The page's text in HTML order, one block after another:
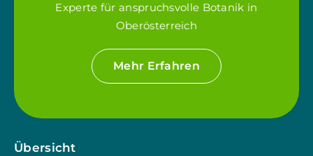
Experte für anspruchsvolle Botanik in
Oberösterreich
Mehr Erfahren
Übersicht